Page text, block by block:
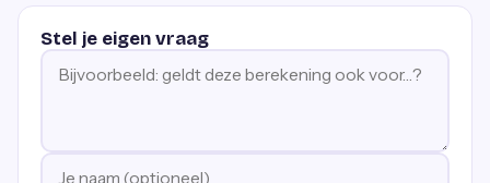
Stel je eigen vraag